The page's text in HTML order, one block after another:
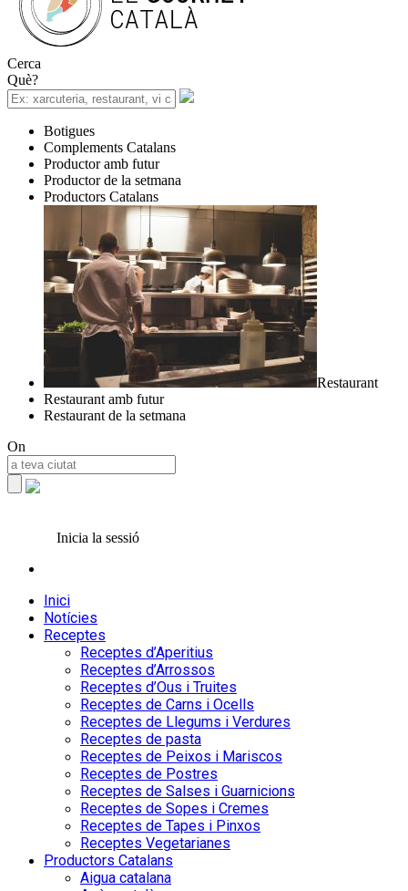
Cerca
Què?
Botigues
Complements Catalans
Productor amb futur
Productor de la setmana
Productors Catalans
Restaurant
Restaurant amb futur
Restaurant de la setmana
On
Inicia la sessió
Inici
Notícies
Receptes
Receptes d’Aperitius
Receptes d’Arrossos
Receptes d’Ous i Truites
Receptes de Carns i Ocells
Receptes de Llegums i Verdures
Receptes de pasta
Receptes de Peixos i Mariscos
Receptes de Postres
Receptes de Salses i Guarnicions
Receptes de Sopes i Cremes
Receptes de Tapes i Pinxos
Receptes Vegetarianes
Productors Catalans
Aigua catalana